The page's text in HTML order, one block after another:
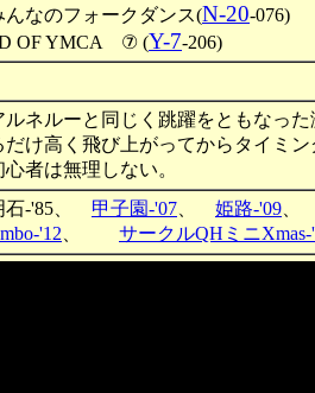
んなのフォークダンス(N-20-076)
OF YMCA ⑦ (Y-7-206)
ルネルーと同じく跳躍をともなっ
だけ高く飛び上がってからタイミ
心者は無理しない。
石-'85、 甲子園-'07 姫路-'09
'12
サークルQHミニXmas-